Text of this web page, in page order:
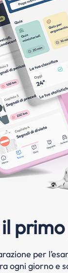
primo
per
ogni giorno e